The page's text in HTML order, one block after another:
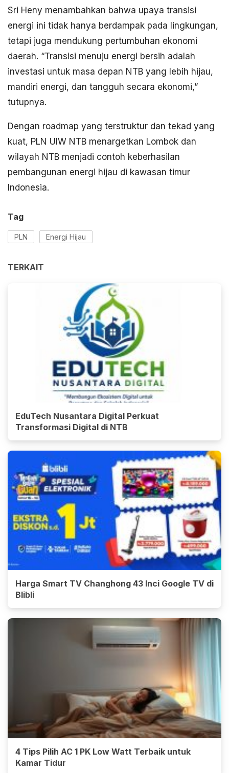
Sri Heny menambahkan bahwa upaya transisi
energi ini tidak hanya berdampak pada lingkungan,
tetapi juga mendukung pertumbuhan ekonomi
daerah. “Transisi menuju energi bersih adalah
investasi untuk masa depan NTB yang lebih hijau,
mandiri energi, dan tangguh secara ekonomi,”
tutupnya.
Dengan roadmap yang terstruktur dan tekad yang
kuat, PLN UIW NTB menargetkan Lombok dan
wilayah NTB menjadi contoh keberhasilan
pembangunan energi hijau di kawasan timur
Indonesia.
Tag
PLN Energi Hijau
TERKAIT
EduTech Nusantara Digital Perkuat
Transformasi Digital di NTB
Harga Smart TV Changhong 43 Inci Google TV di
Blibli
4 Tips Pilih AC 1 PK Low Watt Terbaik untuk
Kamar Tidur